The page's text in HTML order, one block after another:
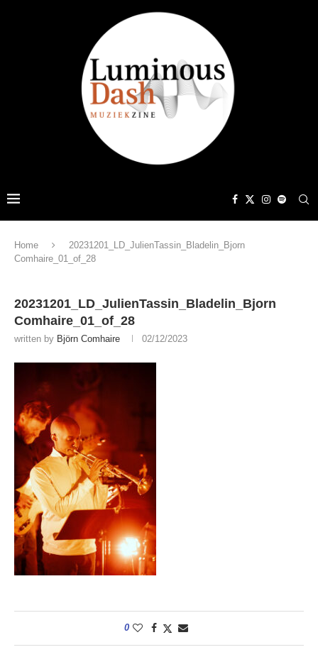
Home
20231201_LD_JulienTassin_Bladelin_Bjorn
Comhaire_01_of_28
20231201_LD_JulienTassin_Bladelin_Bjorn
Comhaire_01_of_28
written by Björn Comhaire 02/12/2023
0